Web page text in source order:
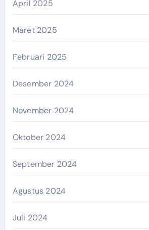
April 2025
Maret 2025
Februari 2025
Desember 2024
November 2024
Oktober 2024
September 2024
Agustus 2024
Juli 2024